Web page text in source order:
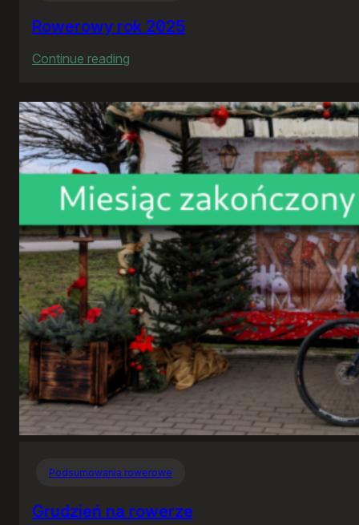
Rowerowy rok 2025
Continue reading
rok
2025
Podsumowania rowerowe
Grudzień na rowerze